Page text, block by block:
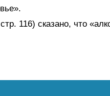
116) сказано, что